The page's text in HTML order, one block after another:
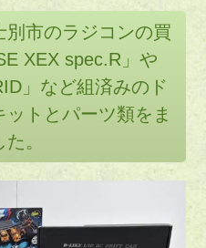
別市のラジコンの買
XEX spec.R」や
」など組済みのド
トとパーツ類をま
。